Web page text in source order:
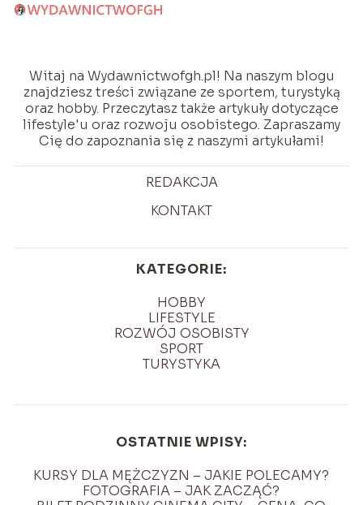
Witaj na Wydawnictwofgh.pl! Na naszym blogu
znajdziesz treści związane ze sportem, turystyką
oraz hobby. Przeczytasz także artykuły dotyczące
lifestyle'u oraz rozwoju osobistego. Zapraszamy
Cię do zapoznania się z naszymi artykułami!
REDAKCJA
KONTAKT
KATEGORIE:
HOBBY
LIFESTYLE
ROZWÓJ OSOBISTY
SPORT
TURYSTYKA
OSTATNIE WPISY:
KURSY DLA MĘŻCZYZN – JAKIE POLECAMY?
FOTOGRAFIA – JAK ZACZĄĆ?